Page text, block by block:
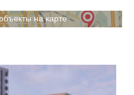
на карте